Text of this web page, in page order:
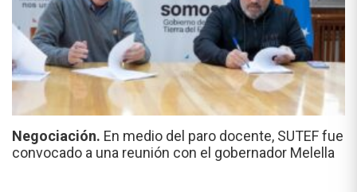
Negociación. En medio del paro docente, SUTEF fue
convocado a una reunión con el gobernador Melella